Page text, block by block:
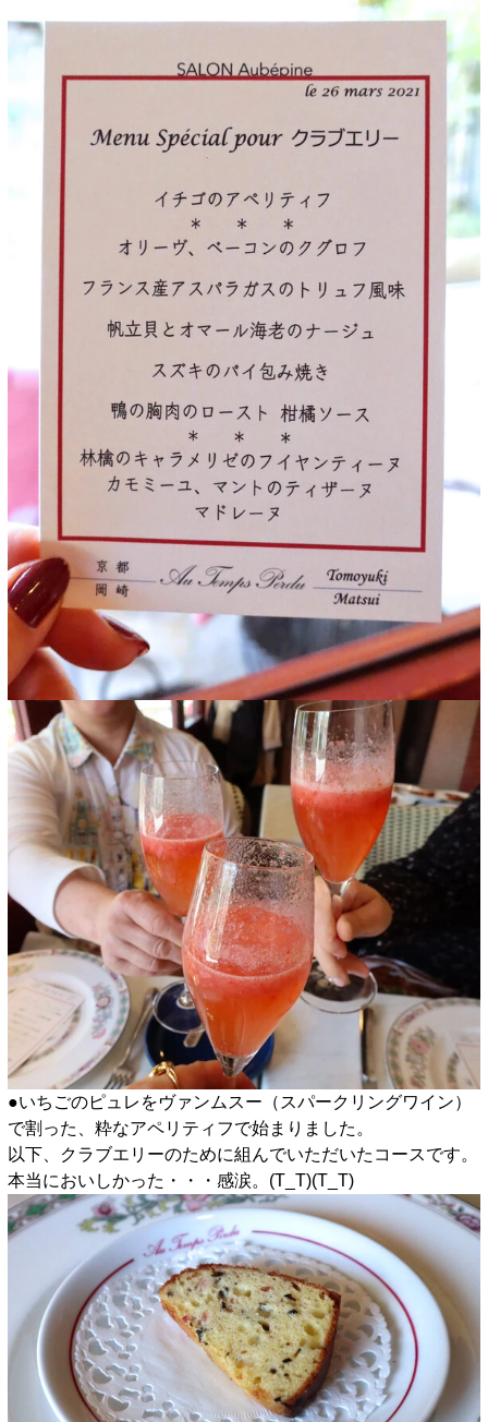
●いちごのピュレをヴァンムスー（スパークリングワイン）
で割った、粋なアペリティフで始まりました。
以下、クラブエリーのために組んでいただいたコースです。
本当においしかった・・・感涙。(T_T)(T_T)